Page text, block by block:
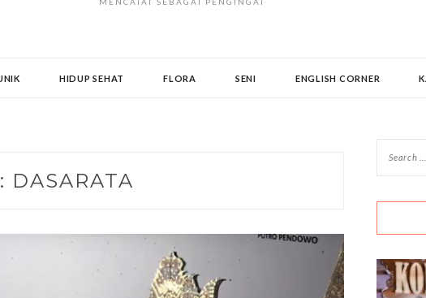
HIDUP SEHAT FLORA SENI ENGLISH CORNER
DASARATA